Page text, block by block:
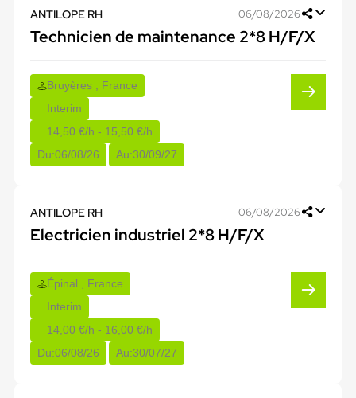
ANTILOPE RH 06/08/2026
Technicien de maintenance 2*8 H/F/X
Bruyères , France
Interim
14,50 €/h - 15,50 €/h
Du:06/08/26 Au:30/09/27
ANTILOPE RH 06/08/2026
Electricien industriel 2*8 H/F/X
Épinal , France
Interim
14,00 €/h - 16,00 €/h
Du:06/08/26 Au:30/07/27